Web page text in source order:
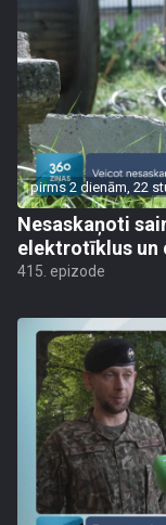
pirms 2 dienām, 22
Nesaskaņoti
elektrotīklus un
415. epizode